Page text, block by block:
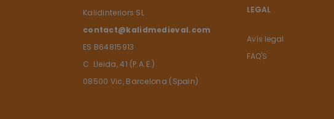
Kalidinteriors SL
contact@kalidmedieval.com
ES B64815913
C. Lleida, 41 (P.A.E.)
08500 Vic, Barcelona (Spain)
LEGAL
Avís legal
FAQ'S